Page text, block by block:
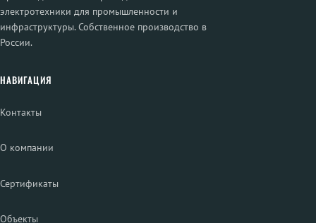
электротехники для промышленности и
инфраструктуры. Собственное производство в
России.
НАВИГАЦИЯ
Контакты
О компании
Сертификаты
Объекты